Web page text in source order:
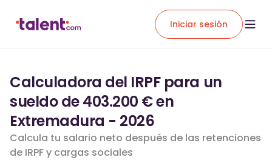
Iniciar sesión
Calculadora del IRPF para un
sueldo de 403.200 € en
Extremadura - 2026
Calcula tu salario neto después de las retenciones
de IRPF y cargas sociales